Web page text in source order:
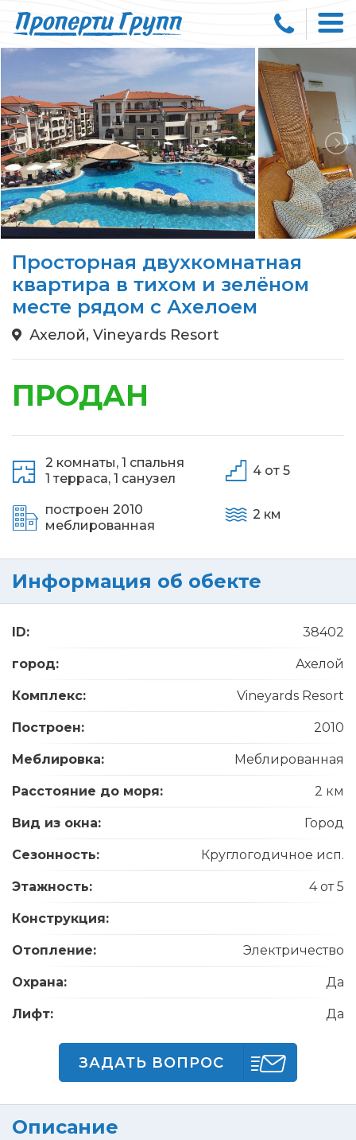
Просторная двухкомнатная
квартира в тихом и зелёном
месте рядом с Ахелоем
Ахелой, Vineyards Resort
ПРОДАН
2 комнаты, 1 спальня
1 терраса, 1 санузел
построен 2010
меблированная
4 от 5
2 км
Информация об обекте
ID: 38402
город: Ахелой
Комплекс: Vineyards Resort
Построен: 2010
Меблировка: Меблированная
Расстояние до моря: 2 км
Вид из окна: Город
Сезонность: Круглогодичное исп.
Этажность: 4 от 5
Конструкция:
Отопление: Электричество
Охрана: Да
Лифт: Да
ЗАДАТЬ ВОПРОС
Описание